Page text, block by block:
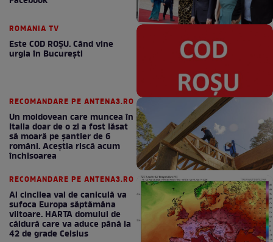
ROMANIA TV
Este COD ROŞU. Când vine
urgia în Bucureşti
RECOMANDARE PE ANTENA3.RO
Un moldovean care muncea în
Italia doar de o zi a fost lăsat
să moară pe şantier de 6
români. Aceștia riscă acum
închisoarea
RECOMANDARE PE ANTENA3.RO
Al cincilea val de caniculă va
sufoca Europa săptămâna
viitoare. HARTA domului de
căldură care va aduce până la
42 de grade Celsius